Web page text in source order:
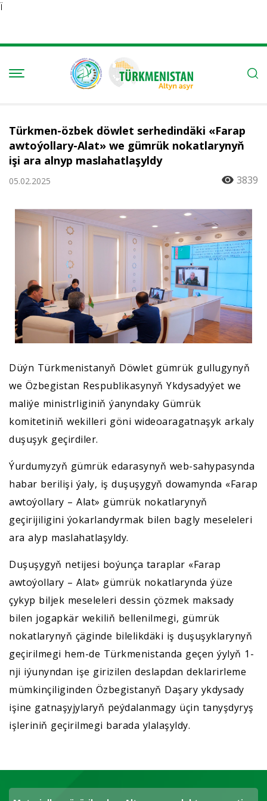
Ï
Türkmen-özbek döwlet serhedindäki «Farap
awtoýollary-Alat» we gümrük nokatlarynyň
işi ara alnyp maslahatlaşyldy
05.02.2025 3839
Düýn Türkmenistanyň Döwlet gümrük gullugynyň
we Özbegistan Respublikasynyň Ykdysadyýet we
maliýe ministrliginiň ýanyndaky Gümrük
komitetiniň wekilleri göni wideoaragatnaşyk arkaly
duşuşyk geçirdiler.
Ýurdumyzyň gümrük edarasynyň web-sahypasynda
habar berilişi ýaly, iş duşuşygyň dowamynda «Farap
awtoýollary – Alat» gümrük nokatlarynyň
geçirijiligini ýokarlandyrmak bilen bagly meseleleri
ara alyp maslahatlaşyldy.
Duşuşygyň netijesi boýunça taraplar «Farap
awtoýollary – Alat» gümrük nokatlarynda ýüze
çykyp biljek meseleleri dessin çözmek maksady
bilen jogapkär wekiliň bellenilmegi, gümrük
nokatlarynyň çäginde bilelikdäki iş duşuşyklarynyň
geçirilmegi hem-de Türkmenistanda geçen ýylyň 1-
nji iýunyndan işe girizilen deslapdan deklarirleme
mümkinçiliginden Özbegistanyň Daşary ykdysady
işine gatnaşyjylaryň peýdalanmagy üçin tanyşdyryş
işleriniň geçirilmegi barada ylalaşyldy.